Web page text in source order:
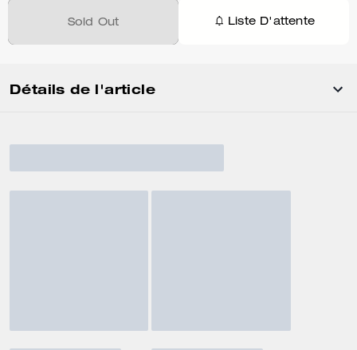
Sold Out Liste D'attente
Détails de l'article